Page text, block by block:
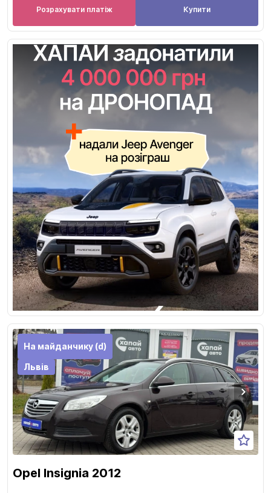
Розрахувати платіж Купити
На майданчику (d)
Львів
Opel Insignia 2012